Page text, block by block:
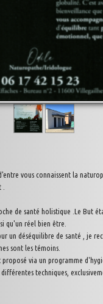
vous connaissent la
de santé holistique .Le But
qu'un réel bien être.
un déséquilibre de santé , je
sont les témoins.
proposé via un programme
techniques,